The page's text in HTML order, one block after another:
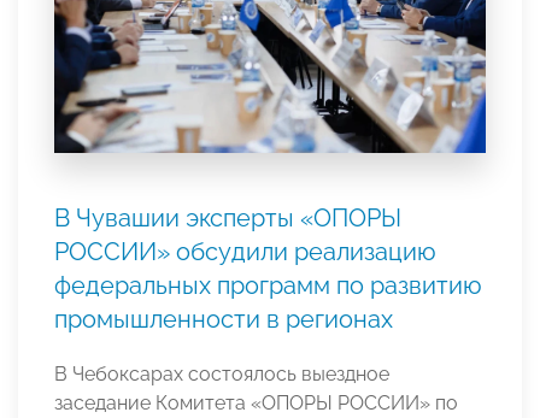
В Чувашии эксперты «ОПОРЫ
РОССИИ» обсудили реализацию
федеральных программ по развитию
промышленности в регионах
В Чебоксарах состоялось выездное
заседание Комитета «ОПОРЫ РОССИИ» по